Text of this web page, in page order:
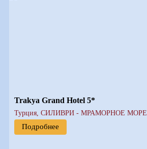
Trakya Grand Hotel 5*
Турция, СИЛИВРИ - МРАМОРНОЕ МОРЕ
Подробнее